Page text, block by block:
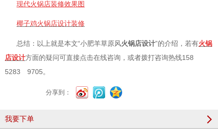
现代火锅店装修效果图
椰子鸡火锅店设计装修
总结：以上就是本文“小肥羊草原风火锅店设计”的介绍，若有火锅
店设计方面的疑问可直接点击在线咨询，或者拨打咨询热线158
5283 9705。
分享到：
我要下单